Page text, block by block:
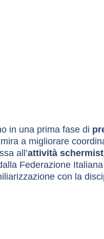
in una prima fase di
a migliorare
all’attività
Federazione
con la